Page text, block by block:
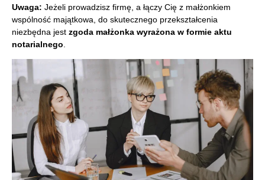
Uwaga: Jeżeli prowadzisz firmę, a łączy Cię z małżonkiem
wspólność majątkowa, do skutecznego przekształcenia
niezbędna jest zgoda małżonka wyrażona w formie aktu
notarialnego